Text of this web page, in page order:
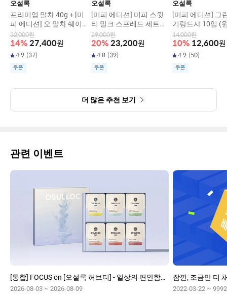
오설록
프리미엄 말차 40g + [미
피 에디션] 오 말차 쉐이
커 1ea
32,000원
14% 27,400원
4.9 (37)
쿠폰
오설록
[미피 에디션] 미피 스윗
티 밀크 스프레드 세트
(원산지:상세설명참조)
29,000원
20% 23,200원
4.8 (39)
쿠폰
오설록
[미피 에디션] 그
기랑드샤 10입 (
상세설명참조)
14,000원
10% 12,600원
4.9 (50)
쿠폰
더 많은 추천 보기
관련 이벤트
[통합] FOCUS on [오설록 허브티] - 일상의 편안함을 전하는 무카페인
2026-08-03 ~ 2026-08-09
잠깐, 조금만 더
2022-03-22 ~